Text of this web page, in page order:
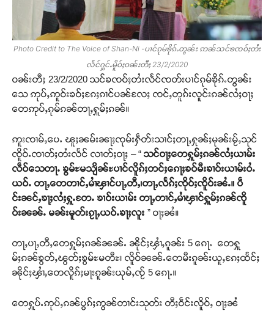
Photo Credit to The Voice of Shan-Ni -ပၢင်ၵုမ်ၶိုၵ်ႉတွၼ်း ဢၼ်သင်ၶၸဝ်ႈတႆး
လႅင်ႁွင်ႉမိူဝ်ႈဝၼ်းတီႈ 23/2/2020
ဝၼ်းတီႈ 23/2/2020 သင်ၶၸဝ်ႈတႆးလႅင်ၸတ်းပၢင်ၵုမ်ၶိုၵ်ႉတွၼ်း
သေ ဢုပ်ႇဢူဝ်းၶဝ်ႈၵႄႈၵၢင်ပၼ်လႄႈ ၸင်ႇတူၵ်းလူင်းၵၼ်လႆႈဝႃႈ
တေဢုပ်ႇၵုမ်ၵၼ်တႃႇႁူမ်ႈၵၼ်။
ဢူးၸၢမ်ႇပေႉ ၽူႈၼမ်းၼႃႈၸုမ်းႁဵတ်းသၢင်ႈတႃႇႁုၼ်ႈမုၼ်းမႂ်ႇသုင်
ၸိူဝ်ႉၸၢတ်ႈတႆးလႅင် လၢတ်ႈဝႃႈ – “ သင်ဝႃႈတေႁူမ်ႈၵၼ်လႆႈယၢမ်း
လဵဝ်သေတႃႉ ၶွမ်ႊမသျိၼ်ႊပၢင်လိူၵ်ႈတင်ႈၵေႃႈၶဝ်မီးၶၢဝ်းယၢမ်းဝႆႉ
ယဝ်ႉ တႃႇတေတၢင်ႇမၢႆၾၢင်ပႃႇတီႇ၊တႃႇလႅၵ်ႈၸိုဝ်ႈၸိူဝ်းၼႆႉ။ ပဵ
င်းၼင်ႇၶႃႈလႆႈႁူႉတႄႉ ၶၢဝ်းယၢမ်း တႃႇတၢင်ႇမၢႆၾၢင်ႁူမ်ႈၵၼ်ၸိူ
ဝ်းၼၼ်ႉ မၼ်းမူတ်းၵႂႃႇယဝ်ႉၶႃႈလူး ” ဝႃႈၼႆ။
တႃႇပႃႇတီႇတေႁူမ်ႈၵၼ်ၼၼ်ႉ ၼိုင်ႈၾၢႆႇၵူၼ်း 5 ၵေႃႉ တေႁူ
မ်ႈၵၼ်ၶွတ်ႇၽွတ်ႈၶွမ်ႊမတီႊ၊ လိူဝ်ၼၼ်ႉတေမီးၵူၼ်းယူႇၵႄႈထႅင်ႈ
ၼိုင်ႈၾၢႆႇတေလိူၵ်ႈမႃးၵူၼ်းယုမ်ႇၸႂ် 5 ၵေႃႉ။
တေႁူပ်ႉဢုပ်ႇၵၼ်ပွၵ်ႈဢွၼ်တၢင်းသုတ်း တီႈဝဵင်းလိူဝ်ႇ ဝႃႈၼႆ